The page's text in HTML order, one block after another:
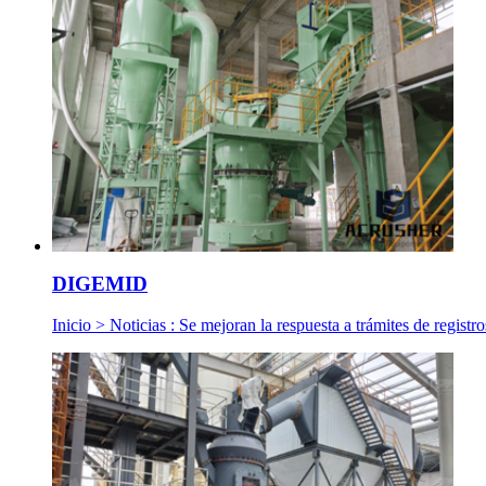
DIGEMID
Inicio > Noticias : Se mejoran la respuesta a trámites de